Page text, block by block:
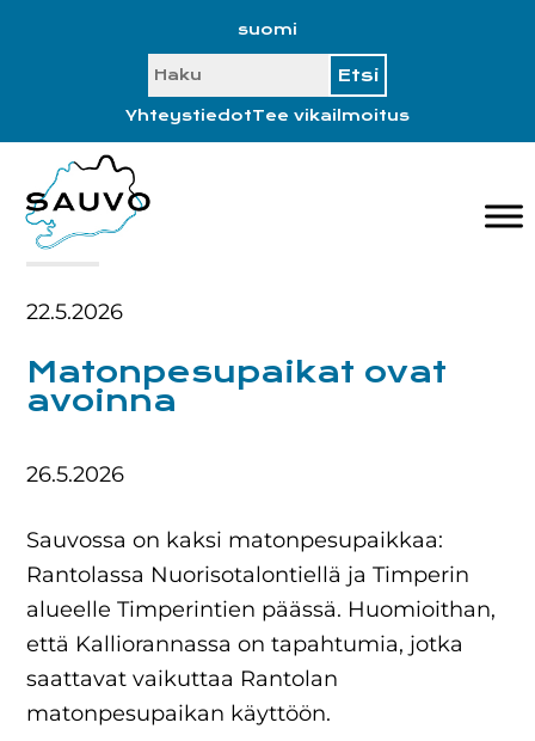
alatunnisteeseen
suomi
SEARCH
YhteystiedotTee vikailmoitus
22.5.2026
Matonpesupaikat ovat
avoinna
26.5.2026
Sauvossa on kaksi matonpesupaikkaa:
Rantolassa Nuorisotalontiellä ja Timperin
alueelle Timperintien päässä. Huomioithan,
että Kalliorannassa on tapahtumia, jotka
saattavat vaikuttaa Rantolan
matonpesupaikan käyttöön.